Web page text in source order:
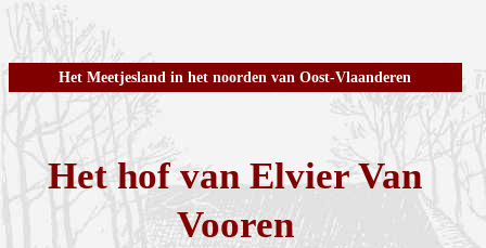
Het Meetjesland in het noorden van Oost-Vlaanderen
Het hof van Elvier Van
Vooren